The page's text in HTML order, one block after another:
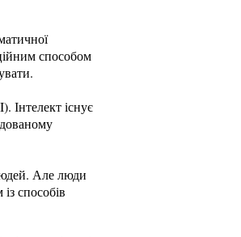
способом
Інтелект існує
Але люди
способів